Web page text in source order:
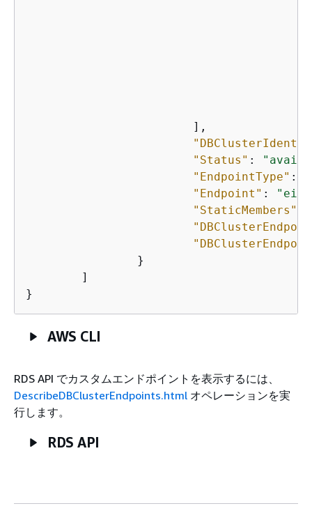
"Status" :
"EndpointType" :
"Endpoint" :
"StaticMembers"
AWS CLI
RDS API でカスタムエンドポイントを表示するには、
DescribeDBClusterEndpoints.html オペレーションを実
行します。
RDS API